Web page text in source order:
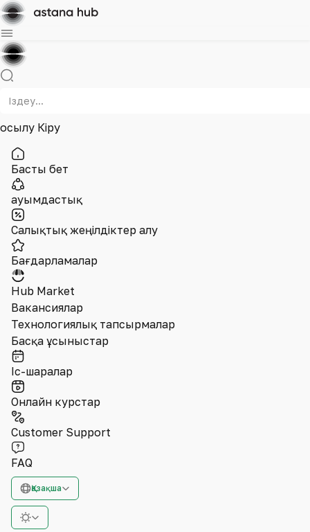
Қосылу Кіру
Басты бет
Қауымдастық
Салықтық жеңілдіктер алу
Бағдарламалар
Hub Market
Вакансиялар
Технологиялық тапсырмалар
Басқа ұсыныстар
Іс-шаралар
Онлайн курстар
Customer Support
FAQ
Қазақша